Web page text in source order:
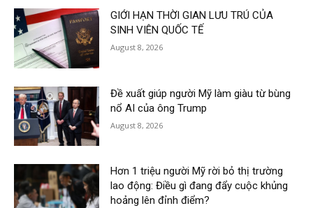
GIỚI HẠN THỜI GIAN LƯU TRÚ CỦA
SINH VIÊN QUỐC TẾ
August 8, 2026
Đề xuất giúp người Mỹ làm giàu từ bùng
nổ AI của ông Trump
August 8, 2026
Hơn 1 triệu người Mỹ rời bỏ thị trường
lao động: Điều gì đang đẩy cuộc khủng
hoảng lên đỉnh điểm?